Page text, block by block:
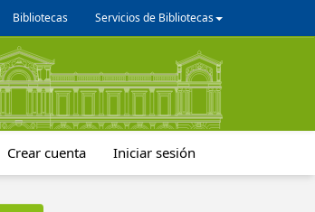
Bibliotecas Servicios de Bibliotecas
Crear cuenta Iniciar sesión